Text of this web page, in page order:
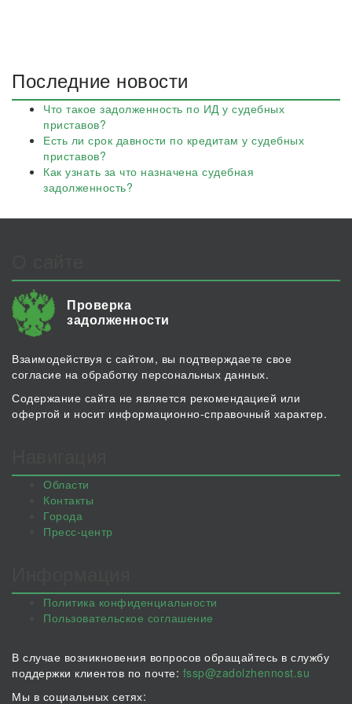
Последние новости
Что такое задолженность по ИД у судебных
приставов?
Есть ли срок давности по кредитам у судебных
приставов?
Как узнать за что назначена судебная
задолженность?
Проверка
задолженности
Взаимодействуя с сайтом, вы подтверждаете свое
согласие на обработку персональных данных.
Содержание сайта не является рекомендацией или
офертой и носит информационно-справочный характер.
Области
Контакты
Города
Пресс-центр
Политика конфиденциальности
Пользовательское соглашение
В случае возникновения вопросов обращайтесь в службу
поддержки клиентов по почте: fssp@zadolzhennost.su
Мы в социальных сетях: